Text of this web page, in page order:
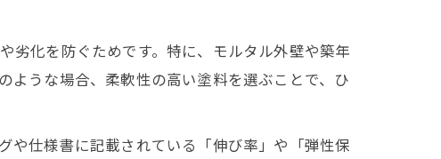
劣化を防ぐためです。特に、モルタル外壁や築年
ような場合、柔軟性の高い塗料を選ぶことで、ひ
や仕様書に記載されている「伸び率」や「弾性保